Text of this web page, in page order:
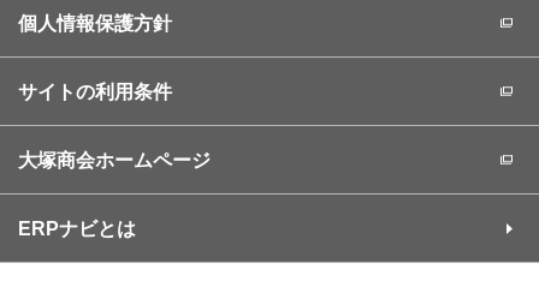
個人情報保護方針
サイトの利用条件
大塚商会ホームページ
ERPナビとは